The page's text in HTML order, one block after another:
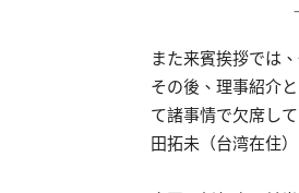
また来賓挨拶では
その後、理事紹介
て諸事情で欠席し
田拓未（台湾在住